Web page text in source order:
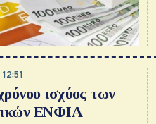
ισχύος των
ΕΝΦΙΑ